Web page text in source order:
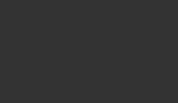
ICON TO SEE MORE OPTIONS